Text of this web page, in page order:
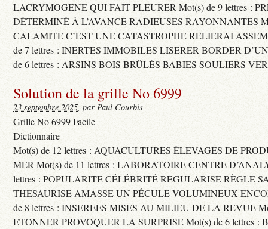
LACRYMOGENE QUI FAIT PLEURER Mot(s) de 9 lettres :
DÉTERMINÉ À L’AVANCE RADIEUSES RAYONNANTES
CALAMITE C’EST UNE CATASTROPHE RELIERAI
de 7 lettres : INERTES IMMOBILES LISERER BORDER
de 6 lettres : ARSINS BOIS BRÛLÉS BABIES SOULIERS
Solution de la grille No 6999
23 septembre 2025, par Paul Courbis
Grille No 6999 Facile
Dictionnaire
Mot(s) de 12 lettres : AQUACULTURES ÉLEVAGES DE
MER Mot(s) de 11 lettres : LABORATOIRE CENTRE
lettres : POPULARITE CÉLÉBRITÉ REGULARISE RÈGLE
THESAURISE AMASSE UN PÉCULE VOLUMINEUX
de 8 lettres : INSEREES MISES AU MILIEU DE LA REVUE
ETONNER PROVOQUER LA SURPRISE Mot(s) de 6 lettres :